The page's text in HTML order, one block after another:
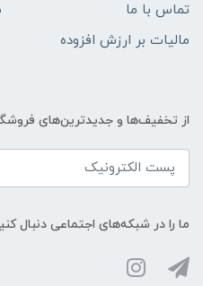
تماس با ما
مالیات بر ارزش افزوده
از تخفیف‌ها و جدیدترین‌های
ما را در شبکه‌های اجتماعی دنبال